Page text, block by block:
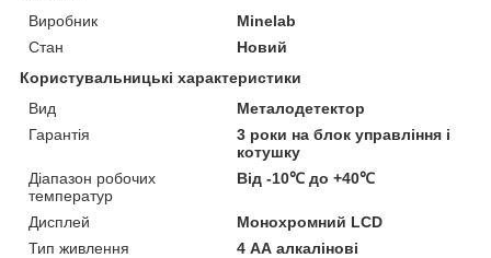
Виробник
Minelab
Стан
Новий
Користувальницькі характеристики
Вид
Металодетектор
Гарантія
3 роки на блок управління і
котушку
Діапазон робочих
температур
Від -10℃ до +40℃
Дисплей
Монохромний LCD
Тип живлення
4 АА алкалінові